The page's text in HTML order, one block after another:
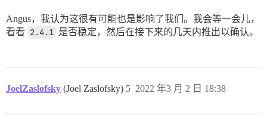
Angus，我认为这很有可能也是影响了我们。我会等一会儿，
看看 2.4.1 是否稳定，然后在接下来的几天内推出以确认。
JoelZaslofsky (Joel Zaslofsky) 2022 年3 月 2 日 18:38
5